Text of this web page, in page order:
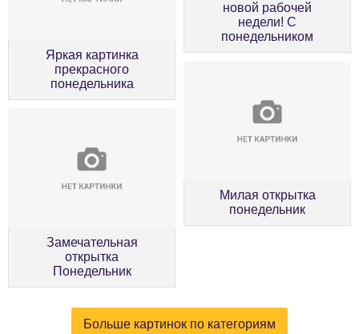
Яркая картинка
прекрасного
понедельника
новой рабочей
недели! С
понедельником
Замечательная
открытка
Понедельник
Милая открытка
понедельник
Больше картинок по категориям